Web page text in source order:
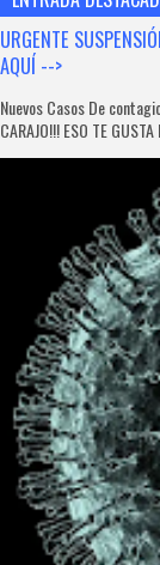
URGENTE
AQUÍ -->
Nuevos Casos De
CARAJO!!! ESO TE GUSTA